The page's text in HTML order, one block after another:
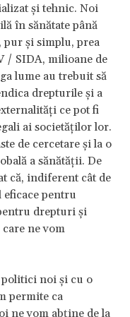
și tehnic. Noi
în sănătate până
pur și simplu, prea
/ SIDA, milioane de
lume au trebuit să
drepturile și a
ce pot fi
ai societăților lor.
de cercetare și la o
a sănătății. De
că, indiferent cât de
pentru
drepturi și
ne vom
politici noi și cu o
permite ca
ne vom abține de la